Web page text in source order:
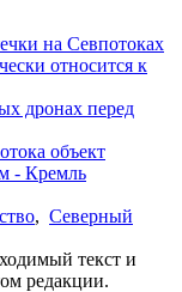
на Севпотоках
относится к
дронах перед
объект
- Кремль
, Северный
текст и
редакции.